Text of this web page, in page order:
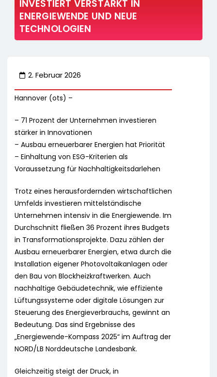
INVESTIERT VERSTÄRKT IN
ENERGIEWENDE UND NEUE
TECHNOLOGIEN
2. Februar 2026
Hannover (ots) –
– 71 Prozent der Unternehmen investieren
stärker in Innovationen
– Ausbau erneuerbarer Energien hat Priorität
– Einhaltung von ESG-Kriterien als
Voraussetzung für Nachhaltigkeitsdarlehen
Trotz eines herausfordernden wirtschaftlichen
Umfelds investieren mittelständische
Unternehmen intensiv in die Energiewende. Im
Durchschnitt fließen 36 Prozent ihres Budgets
in Transformationsprojekte. Dazu zählen der
Ausbau erneuerbarer Energien, etwa durch die
Installation eigener Photovoltaikanlagen oder
den Bau von Blockheizkraftwerken. Auch
nachhaltige Gebäudetechnik, wie effiziente
Lüftungssysteme oder digitale Lösungen zur
Steuerung des Energieverbrauchs, gewinnt an
Bedeutung. Das sind Ergebnisse des
„Energiewende-Kompass 2025“ im Auftrag der
NORD/LB Norddeutsche Landesbank.
Gleichzeitig steigt der Druck, in